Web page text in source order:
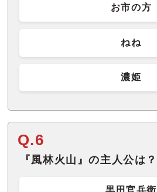
お市の方
ねね
濃姫
Q.6
『風林火山』の主人公は？